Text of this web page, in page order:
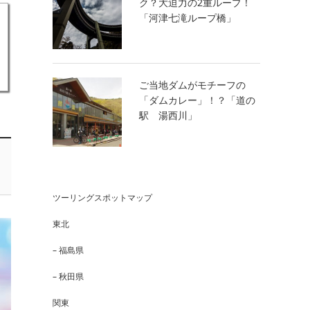
ク？大迫力の2重ループ！
「河津七滝ループ橋」
ご当地ダムがモチーフの
「ダムカレー」！？「道の
駅 湯西川」
ツーリングスポットマップ
東北
– 福島県
– 秋田県
関東